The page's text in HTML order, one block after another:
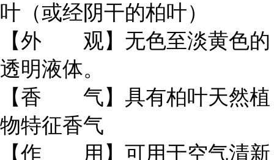
叶（或经阴干的柏叶）
【外 观】无色至淡黄色的
透明液体。
【香 气】具有柏叶天然植
物特征香气
【作 用】可用于空气清新